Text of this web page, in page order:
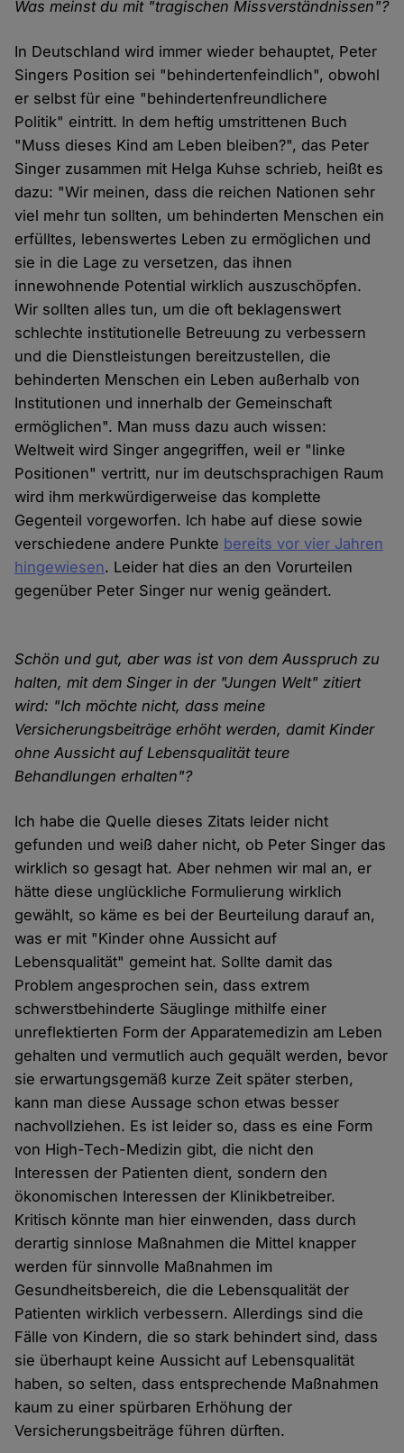
Was meinst du mit "tragischen Missverständnissen"?
In Deutschland wird immer wieder behauptet, Peter
Singers Position sei "behindertenfeindlich", obwohl
er selbst für eine "behindertenfreundlichere
Politik" eintritt. In dem heftig umstrittenen Buch
"Muss dieses Kind am Leben bleiben?", das Peter
Singer zusammen mit Helga Kuhse schrieb, heißt es
dazu: "Wir meinen, dass die reichen Nationen sehr
viel mehr tun sollten, um behinderten Menschen ein
erfülltes, lebenswertes Leben zu ermöglichen und
sie in die Lage zu versetzen, das ihnen
innewohnende Potential wirklich auszuschöpfen.
Wir sollten alles tun, um die oft beklagenswert
schlechte institutionelle Betreuung zu verbessern
und die Dienstleistungen bereitzustellen, die
behinderten Menschen ein Leben außerhalb von
Institutionen und innerhalb der Gemeinschaft
ermöglichen". Man muss dazu auch wissen:
Weltweit wird Singer angegriffen, weil er "linke
Positionen" vertritt, nur im deutschsprachigen Raum
wird ihm merkwürdigerweise das komplette
Gegenteil vorgeworfen. Ich habe auf diese sowie
verschiedene andere Punkte bereits vor vier Jahren
hingewiesen. Leider hat dies an den Vorurteilen
gegenüber Peter Singer nur wenig geändert.
Schön und gut, aber was ist von dem Ausspruch zu
halten, mit dem Singer in der "Jungen Welt" zitiert
wird: "Ich möchte nicht, dass meine
Versicherungsbeiträge erhöht werden, damit Kinder
ohne Aussicht auf Lebensqualität teure
Behandlungen erhalten"?
Ich habe die Quelle dieses Zitats leider nicht
gefunden und weiß daher nicht, ob Peter Singer das
wirklich so gesagt hat. Aber nehmen wir mal an, er
hätte diese unglückliche Formulierung wirklich
gewählt, so käme es bei der Beurteilung darauf an,
was er mit "Kinder ohne Aussicht auf
Lebensqualität" gemeint hat. Sollte damit das
Problem angesprochen sein, dass extrem
schwerstbehinderte Säuglinge mithilfe einer
unreflektierten Form der Apparatemedizin am Leben
gehalten und vermutlich auch gequält werden, bevor
sie erwartungsgemäß kurze Zeit später sterben,
kann man diese Aussage schon etwas besser
nachvollziehen. Es ist leider so, dass es eine Form
von High-Tech-Medizin gibt, die nicht den
Interessen der Patienten dient, sondern den
ökonomischen Interessen der Klinikbetreiber.
Kritisch könnte man hier einwenden, dass durch
derartig sinnlose Maßnahmen die Mittel knapper
werden für sinnvolle Maßnahmen im
Gesundheitsbereich, die die Lebensqualität der
Patienten wirklich verbessern. Allerdings sind die
Fälle von Kindern, die so stark behindert sind, dass
sie überhaupt keine Aussicht auf Lebensqualität
haben, so selten, dass entsprechende Maßnahmen
kaum zu einer spürbaren Erhöhung der
Versicherungsbeiträge führen dürften.